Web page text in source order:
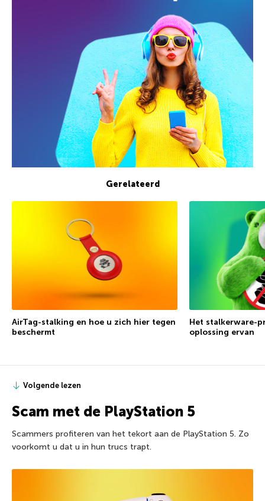
Gerelateerd
AirTag-stalking en hoe u zich hier tegen
beschermt
Het stalkerware-
oplossing ervan
Volgende lezen
Scam met de PlayStation 5
Scammers profiteren van het tekort aan de PlayStation 5. Zo
voorkomt u dat u in hun trucs trapt.